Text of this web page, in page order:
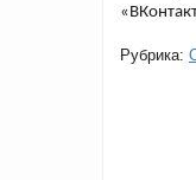
Рубрика: